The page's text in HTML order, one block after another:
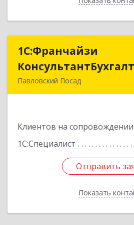
1С:Франчайзи
Павловский Посад
Клиентов на сопровождении
1С:Специалист
Отправить
Показать
Отправить
Назад